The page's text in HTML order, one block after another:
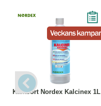
Kalkbort Nordex Kalcinex 1L